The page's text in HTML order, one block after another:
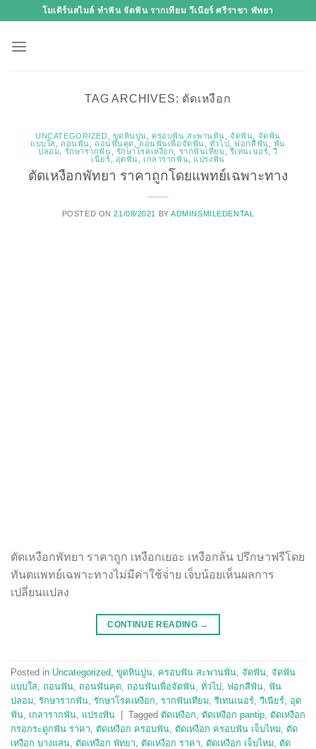
content
โมเดิร์นสไมล์ ทำฟัน จัดฟัน รากเทียม วีเนียร์ ศรีราชา พัทยา
TAG ARCHIVES: ตัดเหงือก
UNCATEGORIZED ขูดหินปูน ครอบฟัน สะพานฟัน ,จัดฟัน
จัดฟัน
แบบใส
ถอนฟัน ถอนฟันคุด ,ถอนฟันเพื่อจัดฟัน ทั่วไป ,ฟอกสีฟัน
ฟัน
ปลอม
รักษารากฟัน รักษาโรคเหงือก รากฟันเทียม รีเทนเนอร์ ,วี
เนียร์
อุดฟัน เกลารากฟัน แปรงฟัน
ตัดเหงือกพัทยา ราคาถูกโดยแพทย์เฉพาะทาง
POSTED ON21/08/2021 BYADMINSMILEDENTAL
ตัดเหงือกพัทยา ราคาถูก เหงือกเยอะ เหงือกล้น ปรึกษาฟรีโดย
ทันตแพทย์เฉพาะทางไม่มีค่าใช้จ่่าย เจ็บน้อยเห็นผลการ
เปลี่ยนแปลง
CONTINUE READING →
Posted in Uncategorized ขูดหินปูน ครอบฟัน สะพานฟัน จัดฟัน จัดฟัน
แบบใส ถอนฟัน ถอนฟันคุด ถอนฟันเพื่อจัดฟัน ทั่วไป ฟอกสีฟัน ฟัน
ปลอม รักษารากฟัน รักษาโรคเหงือก รากฟันเทียม รีเทนเนอร์ วีเนียร์ อุด
ฟัน เกลารากฟัน แปรงฟัน Tagged ตัดเหงือก ตัดเหงือก pantip ตัดเหงือก
กรอกระดูกฟัน ราคา
ตัดเหงือก ครอบฟัน ตัดเหงือก ครอบฟัน เจ็บไหม ตัด
เหงือก บางแสน ตัดเหงือก พัทยา ตัดเหงือก ราคา ตัดเหงือก เจ็บไหม ตัด